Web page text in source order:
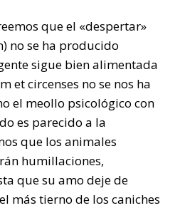
que el «despertar»
no se ha producido
sigue bien alimentada
et circenses no se nos ha
el meollo psicológico con
es parecido a la
que los animales
humillaciones,
que su amo deje de
más tierno de los caniches